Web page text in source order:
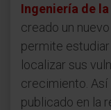
Ingeniería de
creado un
permite
localizar sus
crecimiento. Así
publicado en la